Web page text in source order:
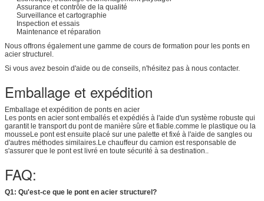
Assurance et contrôle de la qualité
Surveillance et cartographie
Inspection et essais
Maintenance et réparation
Nous offrons également une gamme de cours de formation pour les ponts en
acier structurel.
Si vous avez besoin d'aide ou de conseils, n'hésitez pas à nous contacter.
Emballage et expédition
Emballage et expédition de ponts en acier
Les ponts en acier sont emballés et expédiés à l'aide d'un système robuste qui
garantit le transport du pont de manière sûre et fiable.comme le plastique ou la
mousseLe pont est ensuite placé sur une palette et fixé à l'aide de sangles ou
d'autres méthodes similaires.Le chauffeur du camion est responsable de
s'assurer que le pont est livré en toute sécurité à sa destination..
FAQ:
Q1: Qu'est-ce que le pont en acier structurel?